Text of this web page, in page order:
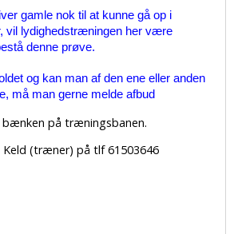
gamle nok til at kunne gå op i
vil lydighedstræningen her være
denne prøve.
og kan man af den ene eller anden
må man gerne melde afbud
på træningsbanen.
(træner) på tlf 61503646